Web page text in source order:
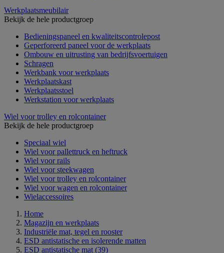
Werkplaatsmeubilair
Bekijk de hele productgroep
Bedieningspaneel en kwaliteitscontrolepost
Geperforeerd paneel voor de werkplaats
Ombouw en uitrusting van bedrijfsvoertuigen
Schragen
Werkbank voor werkplaats
Werkplaatskast
Werkplaatsstoel
Werkstation voor werkplaats
Wiel voor trolley en rolcontainer
Bekijk de hele productgroep
Speciaal wiel
Wiel voor pallettruck en heftruck
Wiel voor rails
Wiel voor steekwagen
Wiel voor trolley en rolcontainer
Wiel voor wagen en rolcontainer
Wielaccessoires
Home
Magazijn en werkplaats
Industriële mat, tegel en rooster
ESD antistatische en isolerende matten
ESD antistatische mat (39)